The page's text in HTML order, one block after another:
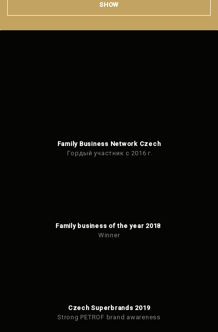
SHOW
Family Business Network Czech
Гордый участник с 2016 г.
Family business of the year 2018
Winner
Czech Superbrands 2019
Strong PETROF brand awareness